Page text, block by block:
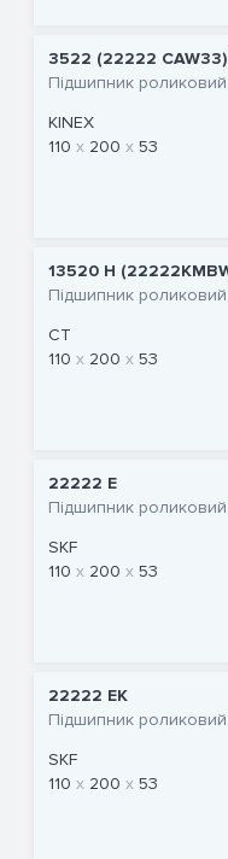
3522 (22222 CAW33)
Підшипник
KINEX
110
200 53
13520 Н
Підшипник
CT
110
200 53
22222 E
Підшипник
SKF
110
200 53
22222 EK
Підшипник
SKF
110
200 53